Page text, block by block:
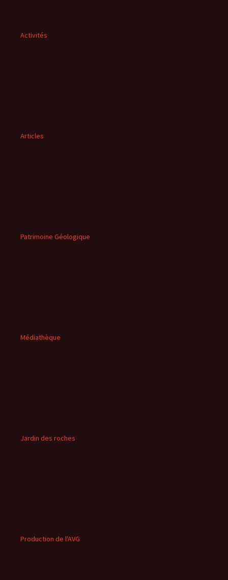
Activités
Articles
Patrimoine Géologique
Médiathèque
Jardin des roches
Production de l'AVG